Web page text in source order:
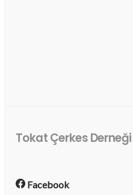
Tokat Çerkes Derneği
Facebook